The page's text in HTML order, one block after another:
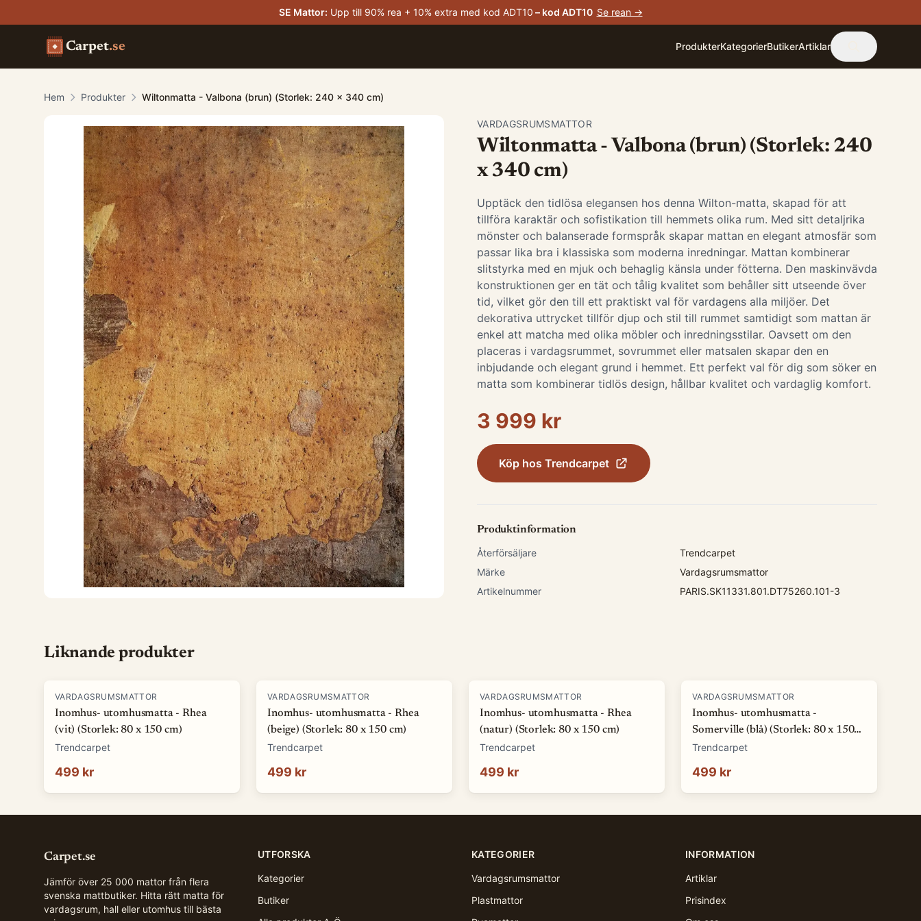
SE Mattor: Upp till 90% rea + 10% extra med kod ADT10 – kod ADT10 Se rean →
Carpet.se ProdukterKategorierButikerArtiklar
Hem Produkter Wiltonmatta - Valbona (brun) (Storlek: 240 x 340 cm)
VARDAGSRUMSMATTOR
Wiltonmatta - Valbona (brun) (Storlek: 240
x 340 cm)
Upptäck den tidlösa elegansen hos denna Wilton-matta, skapad för att
tillföra karaktär och sofistikation till hemmets olika rum. Med sitt detaljrika
mönster och balanserade formspråk skapar mattan en elegant atmosfär som
passar lika bra i klassiska som moderna inredningar. Mattan kombinerar
slitstyrka med en mjuk och behaglig känsla under fötterna. Den maskinvävda
konstruktionen ger en tät och tålig kvalitet som behåller sitt utseende över
tid, vilket gör den till ett praktiskt val för vardagens alla miljöer. Det
dekorativa uttrycket tillför djup och stil till rummet samtidigt som mattan är
enkel att matcha med olika möbler och inredningsstilar. Oavsett om den
placeras i vardagsrummet, sovrummet eller matsalen skapar den en
inbjudande och elegant grund i hemmet. Ett perfekt val för dig som söker en
matta som kombinerar tidlös design, hållbar kvalitet och vardaglig komfort.
3 999 kr
Köp hos Trendcarpet
Produktinformation
Återförsäljare
Trendcarpet
Märke
Vardagsrumsmattor
Artikelnummer
PARIS.SK11331.801.DT75260.101-3
Liknande produkter
VARDAGSRUMSMATTOR
Inomhus- utomhusmatta - Rhea
(vit) (Storlek: 80 x 150 cm)
Trendcarpet
499 kr
VARDAGSRUMSMATTOR
Inomhus- utomhusmatta - Rhea
(beige) (Storlek: 80 x 150 cm)
Trendcarpet
499 kr
VARDAGSRUMSMATTOR
Inomhus- utomhusmatta - Rhea
(natur) (Storlek: 80 x 150 cm)
Trendcarpet
499 kr
VARDAGSRUMSMATTOR
Inomhus- utomhusmatta -
Somerville (blå) (Storlek: 80 x 150
cm)
Trendcarpet
499 kr
Carpet.se
Jämför över 25 000 mattor från flera
svenska mattbutiker. Hitta rätt matta för
vardagsrum, hall eller utomhus till bästa
UTFORSKA
Kategorier
Butiker
KATEGORIER
Vardagsrumsmattor
Plastmattor
INFORMATION
Artiklar
Prisindex